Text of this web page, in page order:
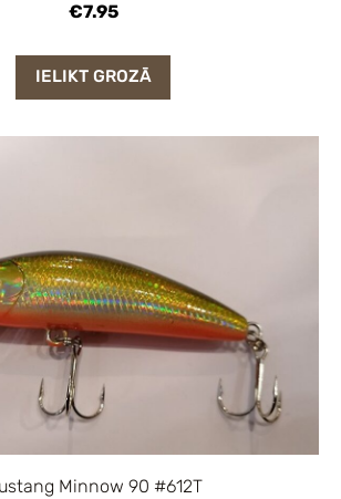
€7.95
IELIKT GROZĀ
Minnow 90 #612T